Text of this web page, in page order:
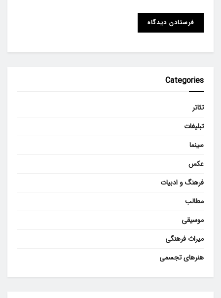
Categories
تئاتر
تبلیغات
سینما
عکس
فرهنگ و ادبیات
مطالب
موسیقی
میراث فرهنگی
هنرهای تجسمی